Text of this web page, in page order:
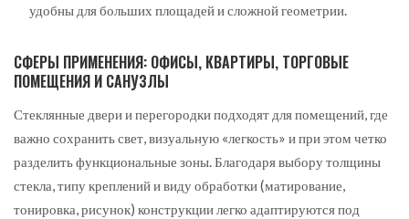
удобны для больших площадей и сложной геометрии.
СФЕРЫ ПРИМЕНЕНИЯ: ОФИСЫ, КВАРТИРЫ, ТОРГОВЫЕ
ПОМЕЩЕНИЯ И САНУЗЛЫ
Стеклянные двери и перегородки подходят для помещений, где
важно сохранить свет, визуальную «легкость» и при этом четко
разделить функциональные зоны. Благодаря выбору толщины
стекла, типу креплений и виду обработки (матирование,
тонировка, рисунок) конструкции легко адаптируются под